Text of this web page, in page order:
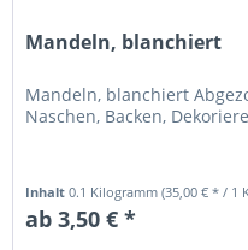
Mandeln, blanchiert
Mandeln, blanchiert
Naschen, Backen,
Inhalt0.1 Kilogramm(35,00 € * / 1
ab 3,50 € *